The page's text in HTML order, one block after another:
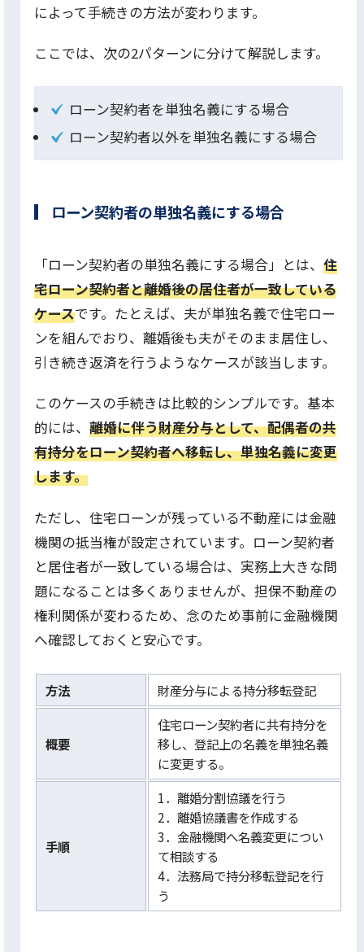
によって手続きの方法が変わります。
ここでは、次の2パターンに分けて解説します。
ローン契約者を単独名義にする場合
ローン契約者以外を単独名義にする場合
ローン契約者の単独名義にする場合
「ローン契約者の単独名義にする場合」とは、 住
宅ローン契約者と離婚後の居住者が一致している
ケースです。たとえば、夫が単独名義で住宅ロー
ンを組んでおり、離婚後も夫がそのまま居住し、
引き続き返済を行うようなケースが該当します。
このケースの手続きは比較的シンプルです。基本
的には、 離婚に伴う財産分与として、配偶者の共
有持分をローン契約者へ移転し、単独名義に変更
します。
ただし、住宅ローンが残っている不動産には金融
機関の抵当権が設定されています。ローン契約者
と居住者が一致している場合は、実務上大きな問
題になることは多くありませんが、担保不動産の
権利関係が変わるため、念のため事前に金融機関
へ確認しておくと安心です。
方法 財産分与による持分移転登記
概要
住宅ローン契約者に共有持分を
移し、登記上の名義を単独名義
に変更する。
手順
1．離婚分割協議を行う
2．離婚協議書を作成する
3．金融機関へ名義変更につい
て相談する
4．法務局で持分移転登記を行
う